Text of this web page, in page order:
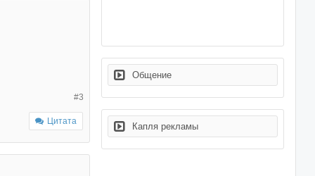
#3
Цитата
Общение
Капля рекламы